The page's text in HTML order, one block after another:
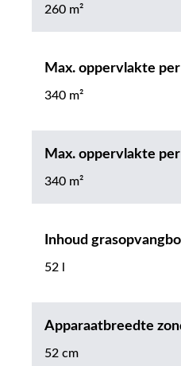
260 m²
Max. oppervlakte
340 m²
Max. oppervlakte
340 m²
Inhoud
52 l
Apparaatbreedte
52 cm